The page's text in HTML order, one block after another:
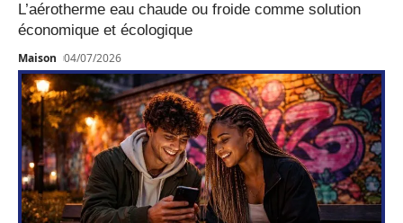
L’aérotherme eau chaude ou froide comme solution
économique et écologique
Maison 04/07/2026